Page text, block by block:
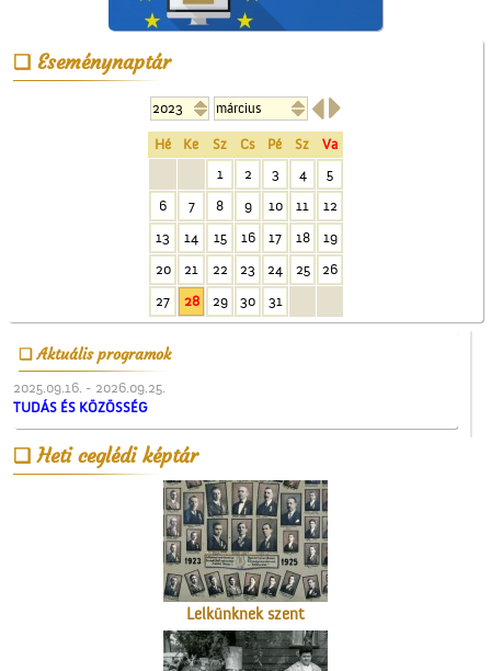
Eseménynaptár

Hé Ke Sz Cs Pé Sz
Va
1
2 3 4
5
6
7 8 9 10 11
12
13
14 15 16 17 18
19
20
21 22 23 24 25
26
27
28 29 30 31
Aktuális programok
2025.09.16. - 2026.09.25.
TUDÁS ÉS KÖZÖSSÉG
Heti ceglédi képtár
Vasat, vasárut vásároljunk
a Berger
vaskereskedésben
Lelkünknek szent
szerzeménye